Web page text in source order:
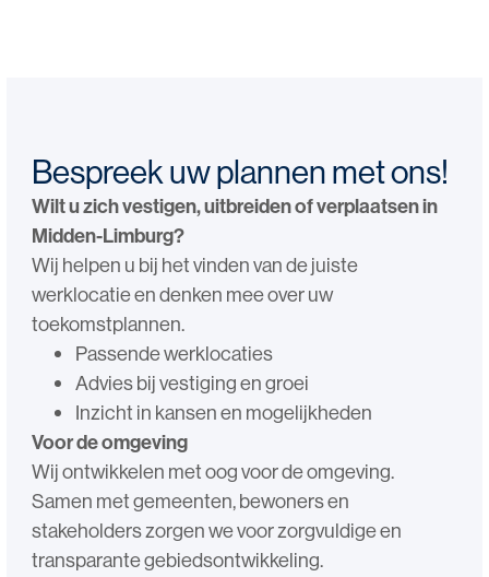
Bespreek uw plannen met ons!
Wilt u zich vestigen, uitbreiden of verplaatsen in
Midden-Limburg?
Wij helpen u bij het vinden van de juiste
werklocatie en denken mee over uw
toekomstplannen.
Passende werklocaties
Advies bij vestiging en groei
Inzicht in kansen en mogelijkheden
Voor de omgeving
Wij ontwikkelen met oog voor de omgeving.
Samen met gemeenten, bewoners en
stakeholders zorgen we voor zorgvuldige en
transparante gebiedsontwikkeling.